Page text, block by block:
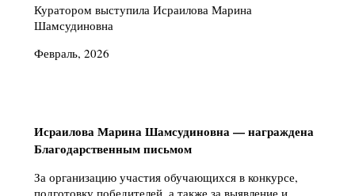
Куратором выступила Исраилова Марина
Шамсудиновна
Февраль, 2026
Исраилова Марина Шамсудиновна — награждена
Благодарственным письмом
За организацию участия обучающихся в конкурсе,
подготовку победителей, а также за выявление и